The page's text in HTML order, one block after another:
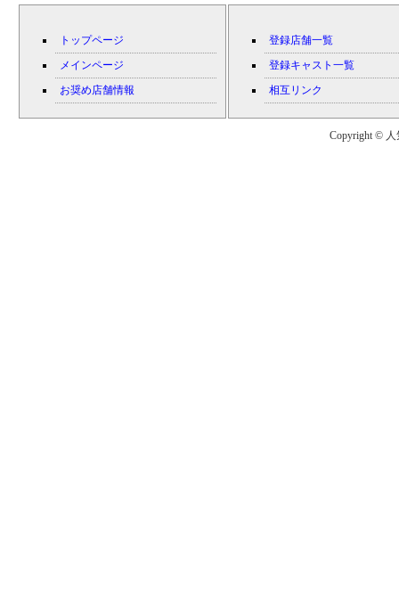
トップページ
メインページ
お奨め店舗情報
登録店舗一覧
登録キャスト一覧
相互リンク
Copyright © 人